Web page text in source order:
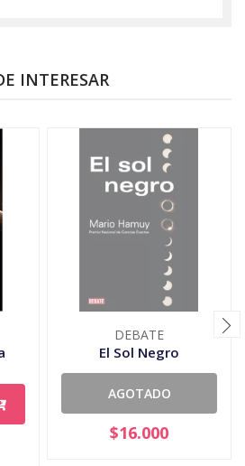
INTERESAR
DEBATE
El Sol Negro
AGOTADO
$16.000